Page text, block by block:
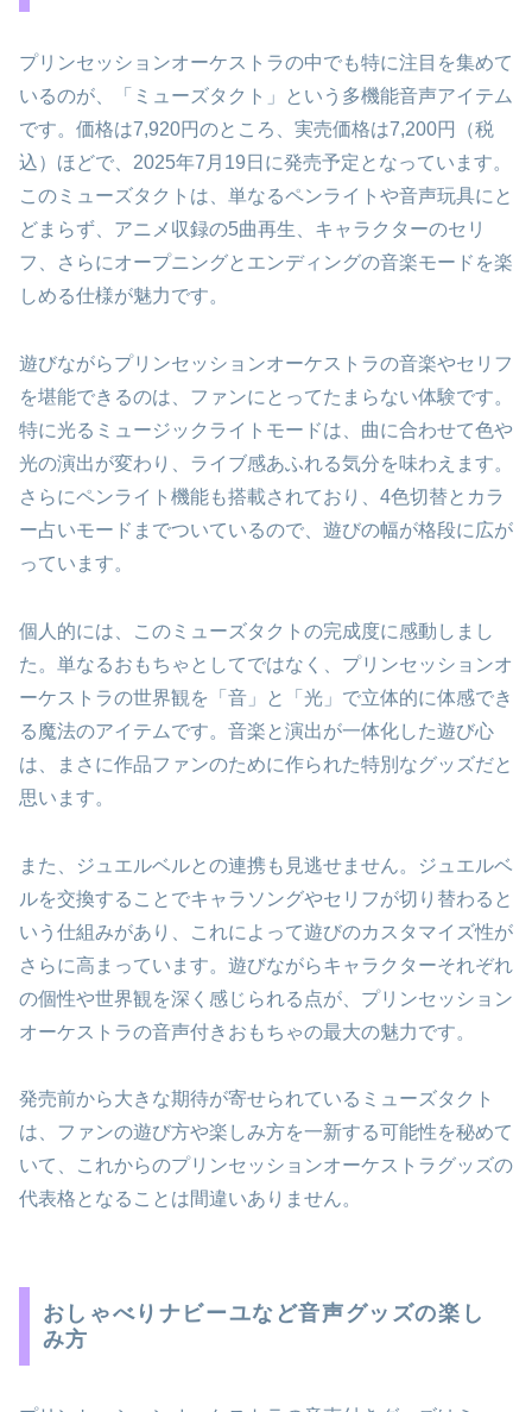
プリンセッションオーケストラの中でも特に注目を集めて
いるのが、「ミューズタクト」という多機能音声アイテム
です。価格は7,920円のところ、実売価格は7,200円（税
込）ほどで、2025年7月19日に発売予定となっています。
このミューズタクトは、単なるペンライトや音声玩具にと
どまらず、アニメ収録の5曲再生、キャラクターのセリ
フ、さらにオープニングとエンディングの音楽モードを楽
しめる仕様が魅力です。
遊びながらプリンセッションオーケストラの音楽やセリフ
を堪能できるのは、ファンにとってたまらない体験です。
特に光るミュージックライトモードは、曲に合わせて色や
光の演出が変わり、ライブ感あふれる気分を味わえます。
さらにペンライト機能も搭載されており、4色切替とカラ
ー占いモードまでついているので、遊びの幅が格段に広が
っています。
個人的には、このミューズタクトの完成度に感動しまし
た。単なるおもちゃとしてではなく、プリンセッションオ
ーケストラの世界観を「音」と「光」で立体的に体感でき
る魔法のアイテムです。音楽と演出が一体化した遊び心
は、まさに作品ファンのために作られた特別なグッズだと
思います。
また、ジュエルベルとの連携も見逃せません。ジュエルベ
ルを交換することでキャラソングやセリフが切り替わると
いう仕組みがあり、これによって遊びのカスタマイズ性が
さらに高まっています。遊びながらキャラクターそれぞれ
の個性や世界観を深く感じられる点が、プリンセッション
オーケストラの音声付きおもちゃの最大の魅力です。
発売前から大きな期待が寄せられているミューズタクト
は、ファンの遊び方や楽しみ方を一新する可能性を秘めて
いて、これからのプリンセッションオーケストラグッズの
代表格となることは間違いありません。
おしゃべりナビーユなど音声グッズの楽し
み方